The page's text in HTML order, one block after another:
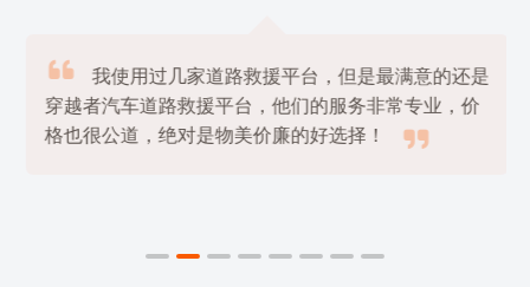

我使用过几家道路救援平台，但是最满意的还是
穿越者汽车道路救援平台，他们的服务非常专业，价
格也很公道，绝对是物美价廉的好选择！
